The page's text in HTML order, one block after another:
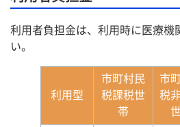
利用者負担金は、利用時に医療機
い。
利用型
市町村民
税課税世
帯
市
税